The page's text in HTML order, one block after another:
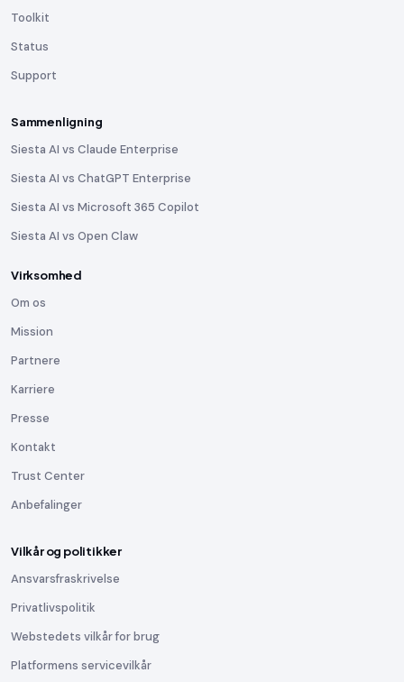
Toolkit
Status
Support
Sammenligning
Siesta AI vs Claude Enterprise
Siesta AI vs ChatGPT Enterprise
Siesta AI vs Microsoft 365 Copilot
Siesta AI vs Open Claw
Virksomhed
Om os
Mission
Partnere
Karriere
Presse
Kontakt
Trust Center
Anbefalinger
Vilkår og politikker
Ansvarsfraskrivelse
Privatlivspolitik
Webstedets vilkår for brug
Platformens servicevilkår